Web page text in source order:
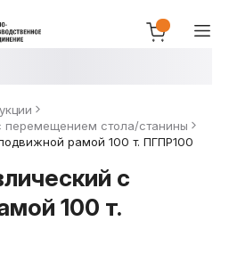
перемещением стола/станины
рамой 100 т. ПГПР100
с
100 т.